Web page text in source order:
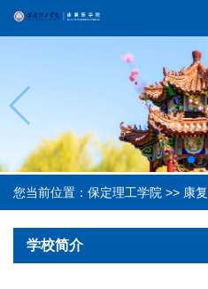
您当前位置： 保定理工学院 >> 康
学校简介